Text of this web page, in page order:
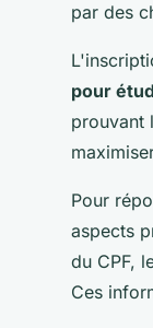
par des
pour
prouvant
Pour
aspects
du CPF,
Ces